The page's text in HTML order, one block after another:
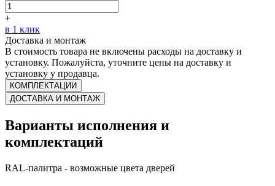
+
в 1 клик
Доставка и монтаж
В стоимость товара не включены расходы на доставку и
установку. Пожалуйста, уточните цены на доставку и
установку у продавца.
КОМПЛЕКТАЦИИ
ДОСТАВКА И МОНТАЖ
Варианты исполнения и
комплектаций
RAL-палитра - возможные цвета дверей